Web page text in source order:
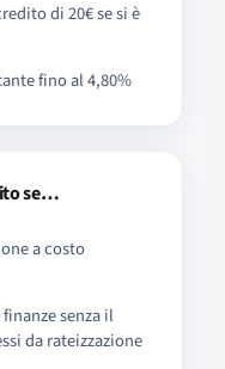
di 20€ se si è
fino al 4,80%
se…
a costo
senza il
da rateizzazione